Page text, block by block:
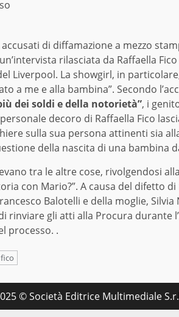
di diffamazione a mezzo
rilasciata da Raffaella
Liverpool. La showgirl, in
a me e alla bambina”. Secondo
dei soldi e della notorietà”, i
decoro di Raffaella Fico
sulla sua persona attinenti sia
della nascita di una bambina
tra le altre cose, rivolgendosi
con Mario?”. A causa del difetto
Balotelli e della moglie,
rinviare gli atti alla Procura durante
processo. .
© Società Editrice Multimediale